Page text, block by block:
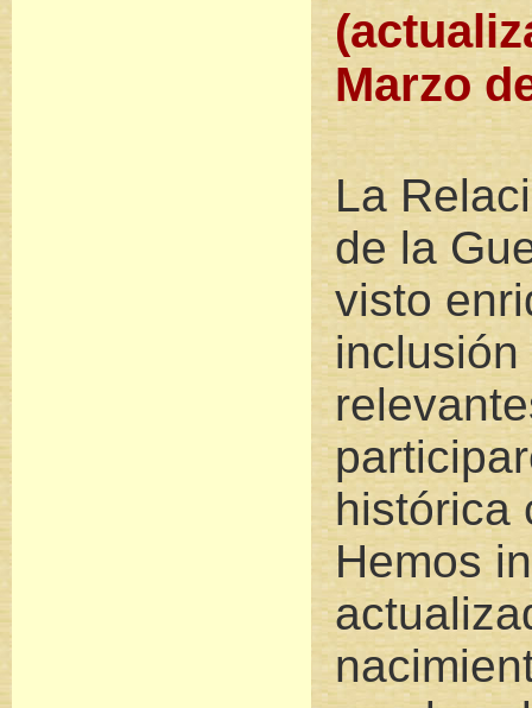
Marzo
La
de la
visto
histórica
Hemos